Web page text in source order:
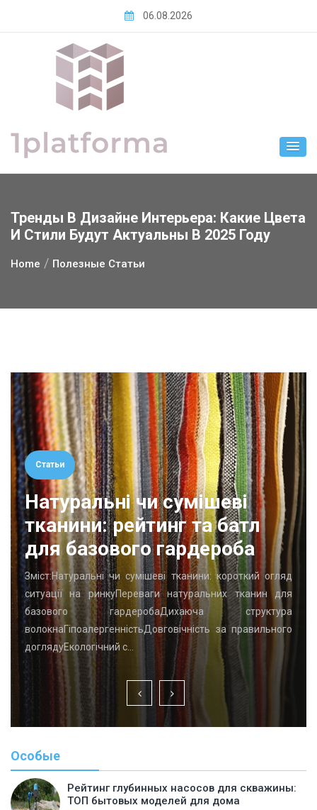
06.08.2026
Тренды В Дизайне Интерьера: Какие Цвета
И Стили Будут Актуальны В 2025 Году
Home Полезные Статьи
Статьи
Натуральні чи сумішеві
тканини: рейтинг та батл
для базового гардероба
Зміст:Натуральні чи сумішеві тканини: короткий огляд
ситуації на ринкуПереваги натуральних тканин для
базового гардеробаДихаюча структура
волокнаГіпоалергенністьДовговічність за правильного
доглядуЕкологічний с…
Особые
Рейтинг глубинных насосов для скважины:
ТОП бытовых моделей для дома